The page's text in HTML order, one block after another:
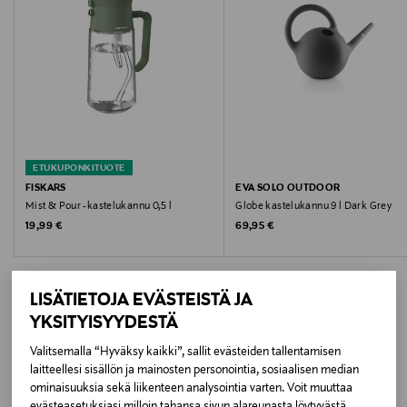
LISÄTIETOJA EVÄSTEISTÄ JA
YKSITYISYYDESTÄ
Valitsemalla “Hyväksy kaikki”, sallit evästeiden tallentamisen
laitteellesi sisällön ja mainosten personointia, sosiaalisen median
ominaisuuksia sekä liikenteen analysointia varten. Voit muuttaa
Hoito-ohjeet
Käsipesu suositeltavaa
Koko
0,5 l
Valmistajan tuotenumero
1080775
ETUKUPONKITUOTE
FISKARS
Mist & Pour -kastelukannu 0,5 l
Original Price
19,99 €
EVA SOLO OUTDOOR
Globe kastelukannu 9 l Dark Grey
Original Price
69,95 €
LISÄÄ KIINNOSTAVIA